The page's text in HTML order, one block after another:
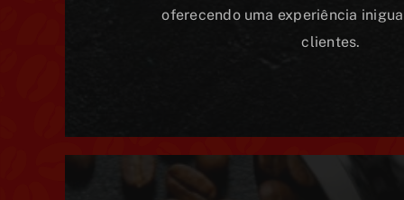
oferecendo uma experiência
clientes.